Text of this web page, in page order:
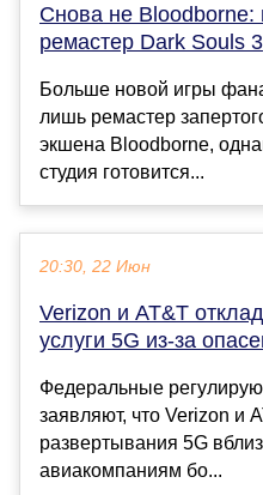
Снова не Bloodborne:
ремастер Dark Souls 3
Больше новой игры
лишь ремастер
экшена Bloodborne,
студия готовится...
20:30, 22 Июн
Verizon и AT&T
услуги 5G из-за
Федеральные
заявляют, что Verizon и
развертывания 5G
авиакомпаниям бо...